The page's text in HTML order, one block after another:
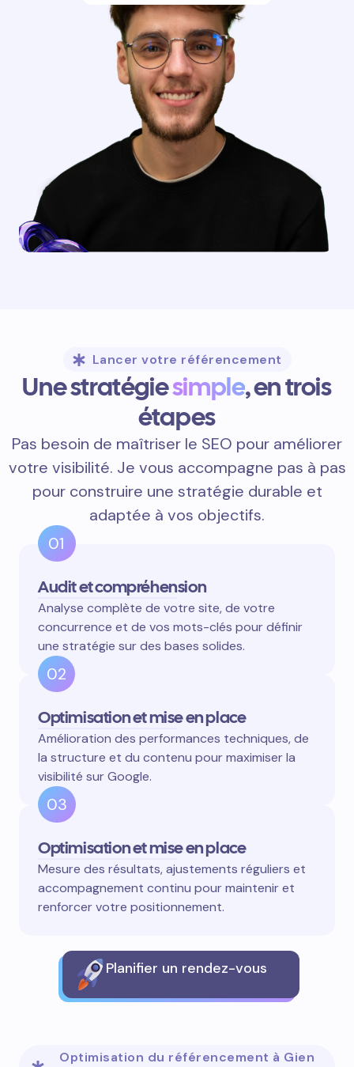
Lancer votre référencement
Une stratégiesimple, en trois
étapes
Pas besoin de maîtriser le SEO pour améliorer
votre visibilité. Je vous accompagne pas à pas
pour construire une stratégie durable et
adaptée à vos objectifs.
01
Audit et compréhension
Analyse complète de votre site, de votre
concurrence et de vos mots-clés pour définir
une stratégie sur des bases solides.
02
Optimisation et mise en place
Amélioration des performances techniques, de
la structure et du contenu pour maximiser la
visibilité sur Google.
03
Optimisation et mise en place
Mesure des résultats, ajustements réguliers et
accompagnement continu pour maintenir et
renforcer votre positionnement.
Planifier un rendez-vous
Optimisation du référencement à Gien